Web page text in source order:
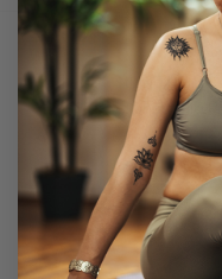
Yoga Studio Black
Rudraksha Mala
€37,95